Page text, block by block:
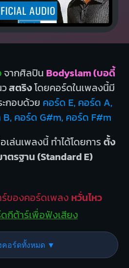
จากศิลปิน Bodyslam (บอดี้
สตริงโดยคอร์ดในเพลงนี้มี
ะกอบด้วย คอร์ด E, คอร์ด A,
คอร์ด G#m, คอร์ด F#m
ล่นเพลงนี้ ทำได้โดยการตั้ง
ตรฐาน (Standard E)
ของคอร์ดเพลง หวั่นไหว
กีต้าร์เพื่อฟังเสียง
คอร์ดทั้งหมด ▼